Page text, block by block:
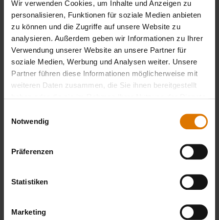
Wir verwenden Cookies, um Inhalte und Anzeigen zu
personalisieren, Funktionen für soziale Medien anbieten
zu können und die Zugriffe auf unsere Website zu
analysieren. Außerdem geben wir Informationen zu Ihrer
Verwendung unserer Website an unsere Partner für
soziale Medien, Werbung und Analysen weiter. Unsere
Partner führen diese Informationen möglicherweise mit
weiteren Daten zusammen, die Sie ihnen bereitgestellt
Notwendig
Präferenzen
Statistiken
Marketing
Sei perfekt vorbereitet
Empfohlenes Zubehör